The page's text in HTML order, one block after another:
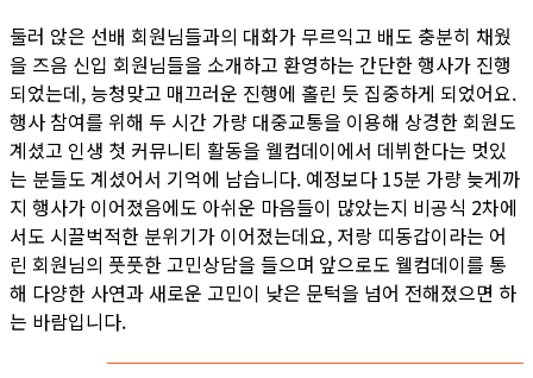
둘러 앉은 선배 회원님들과의 대화가 무르익고 배도 충분히 채웠
을 즈음 신입 회원님들을 소개하고 환영하는 간단한 행사가 진행
되었는데, 능청맞고 매끄러운 진행에 홀린 듯 집중하게 되었어요.
행사 참여를 위해 두 시간 가량 대중교통을 이용해 상경한 회원도
계셨고 인생 첫 커뮤니티 활동을 웰컴데이에서 데뷔한다는 멋있
는 분들도 계셨어서 기억에 남습니다. 예정보다 15분 가량 늦게까
지 행사가 이어졌음에도 아쉬운 마음들이 많았는지 비공식 2차에
서도 시끌벅적한 분위기가 이어졌는데요, 저랑 띠동갑이라는 어
린 회원님의 풋풋한 고민상담을 들으며 앞으로도 웰컴데이를 통
해 다양한 사연과 새로운 고민이 낮은 문턱을 넘어 전해졌으면 하
는 바람입니다.